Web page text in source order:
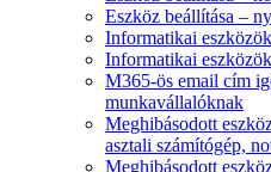
Eszköz beállítása –
Informatikai
Informatikai
M365-ös email cím
munkavállalóknak
Meghibásodott
asztali számítógép,
Meghibásodott